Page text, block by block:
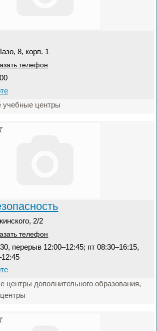
8, корп. 1
телефон
учебные центры
2/2
телефон
перерыв 12:00–12:45; пт 08:30–16:15,
центры дополнительного образования,